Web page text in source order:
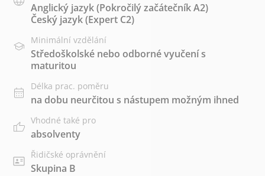
Anglický jazyk(Pokročilý začátečník A2)
Český jazyk(Expert C2)
Minimální vzdělání
Středoškolské nebo odborné vyučení s
maturitou
Délka prac. poměru
na dobu neurčitou s nástupem možným ihned
Vhodné také pro
absolventy
Řidičské oprávnění
Skupina B